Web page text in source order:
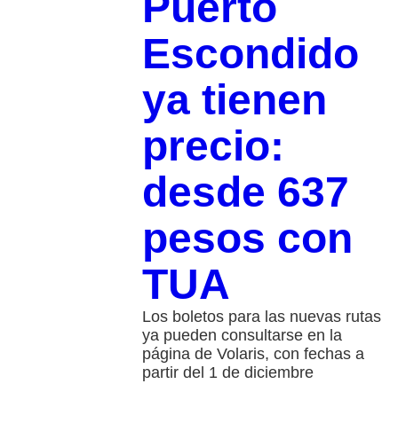
Escondido
ya tienen
precio:
desde 637
pesos con
TUA
Los boletos para las nuevas rutas
ya pueden consultarse en la
página de Volaris, con fechas a
partir del 1 de diciembre